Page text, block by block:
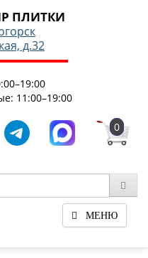
ПЛИТКИ
д.32
11:00–19:00
0
МЕНЮ